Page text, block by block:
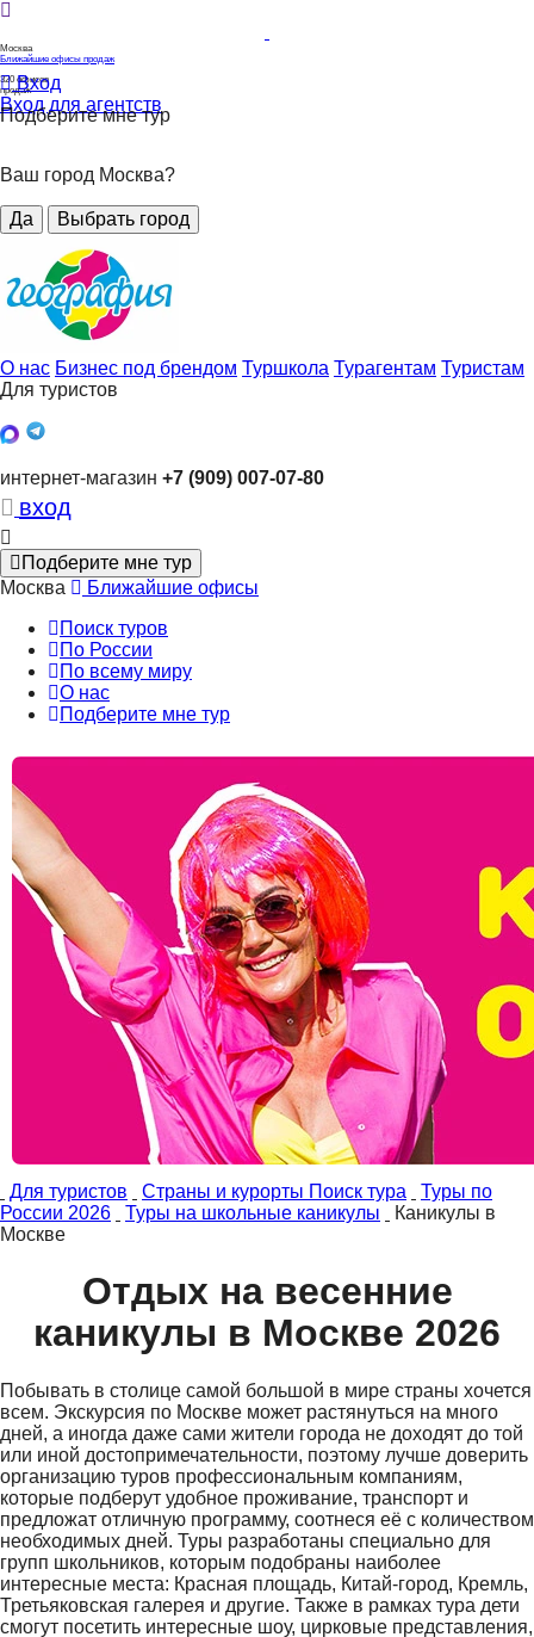
Москва
Ближайшие офисы продаж
320 офисов
продаж
Вход
Вход для агентств
Подберите мне тур
Ваш город Москва?
Да Выбрать город
О нас Бизнес под брендом Туршкола Турагентам Туристам
Для туристов
интернет-магазин +7 (909) 007-07-80
вход
Подберите мне тур
Москва
Ближайшие офисы
Поиск туров
По России
По всему миру
О нас
Подберите мне тур
Для туристов Страны и курорты Поиск тура
Туры по
России 2026
Туры на школьные каникулы
Каникулы в
Москве
Отдых на весенние
каникулы в Москве 2026
Побывать в столице самой большой в мире страны хочется
всем. Экскурсия по Москве может растянуться на много
дней, а иногда даже сами жители города не доходят до той
или иной достопримечательности, поэтому лучше доверить
организацию туров профессиональным компаниям,
которые подберут удобное проживание, транспорт и
предложат отличную программу, соотнеся её с количеством
необходимых дней. Туры разработаны специально для
групп школьников, которым подобраны наиболее
интересные места: Красная площадь, Китай-город, Кремль,
Третьяковская галерея и другие. Также в рамках тура дети
смогут посетить интересные шоу, цирковые представления,